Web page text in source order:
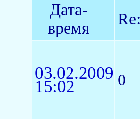
Дата-
время
Re:
03.02.2009
15:02
0